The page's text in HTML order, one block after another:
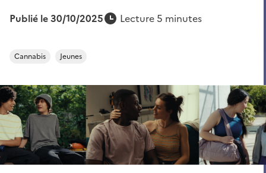
Publié le 30/10/2025 Lecture 5 minutes
Cannabis Jeunes